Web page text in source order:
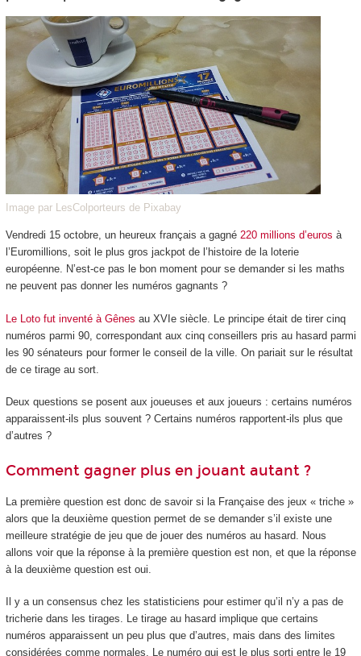
Image par LesColporteurs de Pixabay
Vendredi 15 octobre, un heureux français a gagné 220 millions d’euros à
l’Euromillions, soit le plus gros jackpot de l’histoire de la loterie
européenne. N’est-ce pas le bon moment pour se demander si les maths
ne peuvent pas donner les numéros gagnants ?
Le Loto fut inventé à Gênes au XVIesiècle. Le principe était de tirer cinq
numéros parmi 90, correspondant aux cinq conseillers pris au hasard parmi
les 90 sénateurs pour former le conseil de la ville. On pariait sur le résultat
de ce tirage au sort.
Deux questions se posent aux joueuses et aux joueurs : certains numéros
apparaissent-ils plus souvent ? Certains numéros rapportent-ils plus que
d’autres ?
Comment gagner plus en jouant autant ?
La première question est donc de savoir si la Française des jeux « triche »
alors que la deuxième question permet de se demander s’il existe une
meilleure stratégie de jeu que de jouer des numéros au hasard. Nous
allons voir que la réponse à la première question est non, et que la réponse
à la deuxième question est oui.
Il y a un consensus chez les statisticiens pour estimer qu’il n’y a pas de
tricherie dans les tirages. Le tirage au hasard implique que certains
numéros apparaissent un peu plus que d’autres, mais dans des limites
considérées comme normales. Le numéro qui est le plus sorti entre le 19